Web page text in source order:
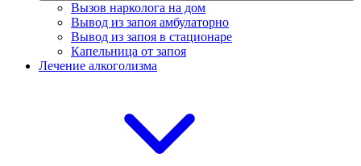
Вызов нарколога на дом
Вывод из запоя амбулаторно
Вывод из запоя в стационаре
Капельница от запоя
Лечение алкоголизма